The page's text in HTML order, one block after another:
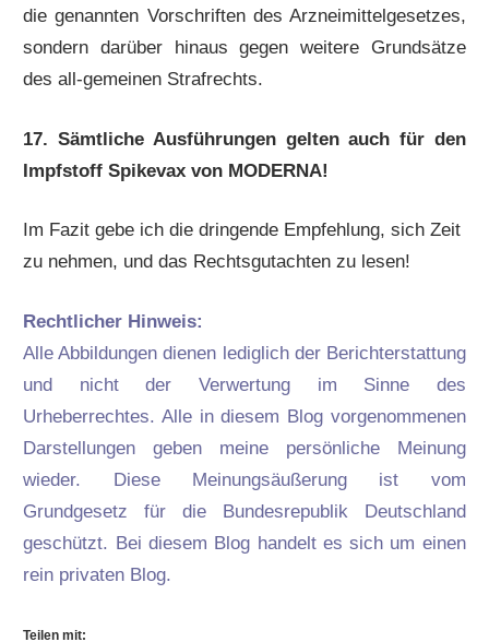
die genannten Vorschriften des Arzneimittelgesetzes,
sondern darüber hinaus gegen weitere Grundsätze
des all-gemeinen Strafrechts.
17. Sämtliche Ausführungen gelten auch für den
Impfstoff Spikevax von MODERNA!
Im Fazit gebe ich die dringende Empfehlung, sich Zeit
zu nehmen, und das Rechtsgutachten zu lesen!
Rechtlicher Hinweis:
Alle Abbildungen dienen lediglich der Berichterstattung
und nicht der Verwertung im Sinne des
Urheberrechtes. Alle in diesem Blog vorgenommenen
Darstellungen geben meine persönliche Meinung
wieder. Diese Meinungsäußerung ist vom
Grundgesetz für die Bundesrepublik Deutschland
geschützt. Bei diesem Blog handelt es sich um einen
rein privaten Blog.
Teilen mit: